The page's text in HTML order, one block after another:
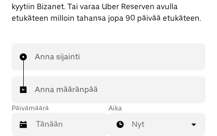
kyytiin Bizanet. Tai varaa Uber Reserven avulla
etukäteen milloin tahansa jopa 90 päivää etukäteen.
Anna sijainti
Anna määränpää
Päivämäärä Aika
Nyt